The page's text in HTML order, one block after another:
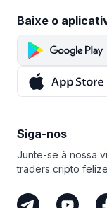
Baixe o
Siga-nos
Junte-se à nossa
traders cripto